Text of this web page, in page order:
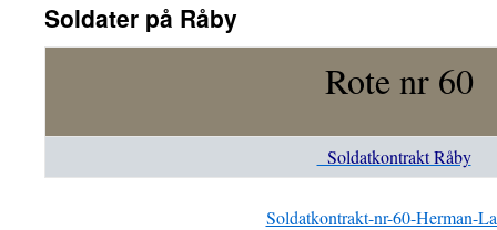
Soldater på Råby
Rote nr 60
Soldatkontrakt Råby
Soldatkontrakt-nr-60-Herman-